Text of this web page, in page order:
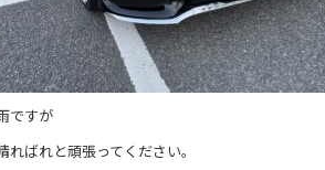
ですが
ればれと頑張ってください。